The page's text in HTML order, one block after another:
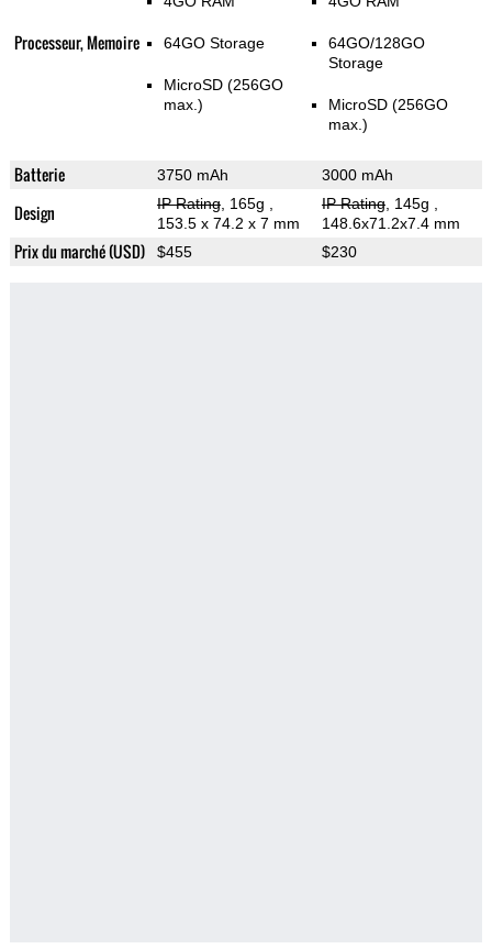
Processeur, Memoire 64GO Storage
MicroSD (256GO
max.)
64GO/128GO
Storage
MicroSD (256GO
max.)
Batterie 3750 mAh 3000 mAh
Design IP Rating, 165g
153.5 x 74.2 x 7 mm
IP Rating, 145g
148.6x71.2x7.4 mm
Prix du marché (USD) $455 $230